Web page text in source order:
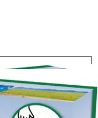
Toimitus
Alk. 0 €